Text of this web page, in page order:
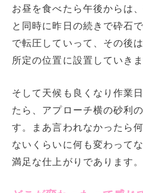
お昼を食べたら午後からは
と同時に昨日の続きで砕石
で転圧していって、その後
所定の位置に設置していきま
そして天候も良くなり作業
たら、アプローチ横の砂利
す。まあ言われなかったら
ないくらいに何も変わって
満足な仕上がりであります。